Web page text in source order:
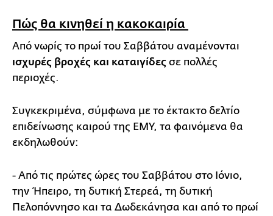
Πώς θα κινηθεί η κακοκαιρία
Από νωρίς το πρωί του Σαββάτου αναμένονται
ισχυρές βροχές και καταιγίδες σε πολλές
περιοχές.
Συγκεκριμένα, σύμφωνα με το έκτακτο δελτίο
επιδείνωσης καιρού της ΕΜΥ, τα φαινόμενα θα
εκδηλωθούν:
- Από τις πρώτες ώρες του Σαββάτου στο Ιόνιο,
την Ήπειρο, τη δυτική Στερεά, τη δυτική
Πελοπόννησο και τα Δωδεκάνησα και από το πρωί